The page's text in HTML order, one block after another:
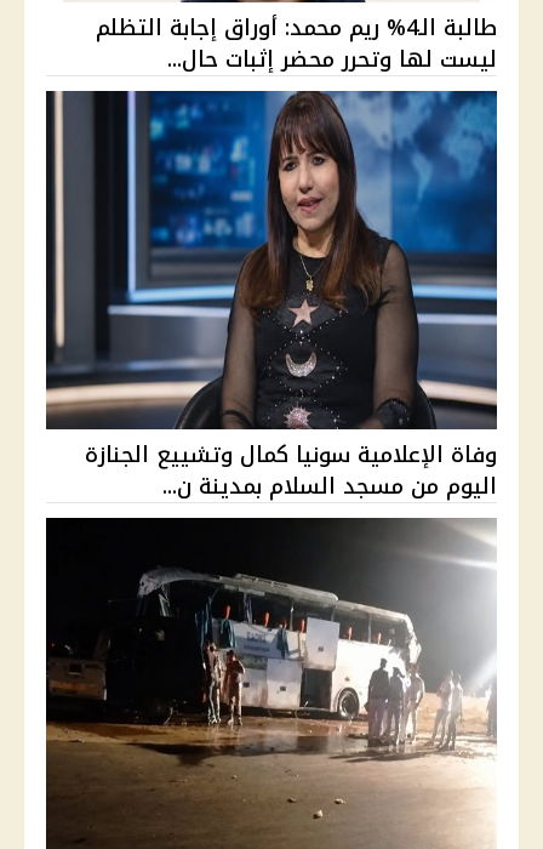
طالبة الـ4% ريم محمد: أوراق إجابة التظلم
ليست لها وتحرر محضر إثبات حال...
وفاة الإعلامية سونيا كمال وتشييع الجنازة
اليوم من مسجد السلام بمدينة ن...